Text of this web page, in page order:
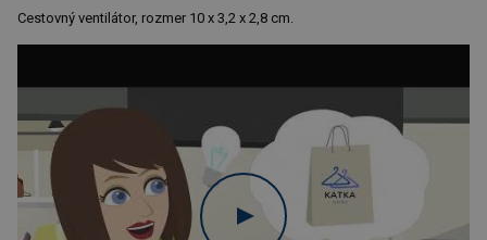
Cestovný ventilátor, rozmer 10 x 3,2 x 2,8 cm.